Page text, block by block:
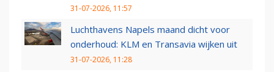
31-07-2026, 11:57
Luchthavens Napels maand dicht voor
onderhoud: KLM en Transavia wijken uit
31-07-2026, 11:28